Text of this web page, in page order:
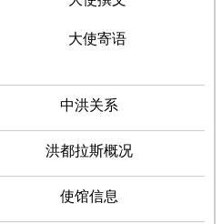
大使寄语
中洪关系
洪都拉斯概况
使馆信息
席洪侨界马年新春晚会